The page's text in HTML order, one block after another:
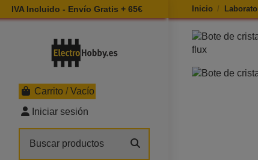
IVA Incluido - Envío Gratis + 65€
Carrito /Vacío
Iniciar sesión
Inicio
Ampliar